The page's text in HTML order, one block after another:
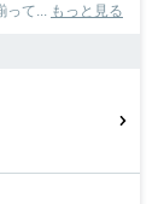
って... もっと見る